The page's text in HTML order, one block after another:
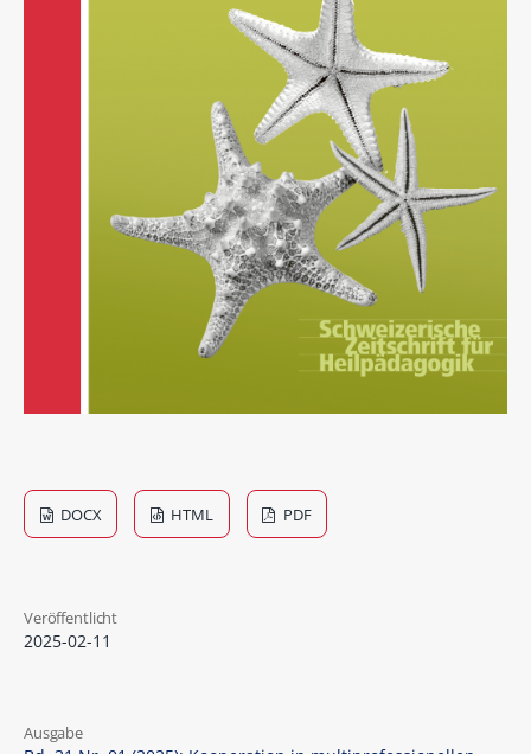
DOCX HTML PDF
Veröffentlicht
2025-02-11
Ausgabe